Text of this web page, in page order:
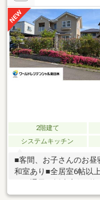
2階建て
システムキッチン
■客間、お子さんのお昼
和室あり■全居室6帖以
ることで一体利用も可